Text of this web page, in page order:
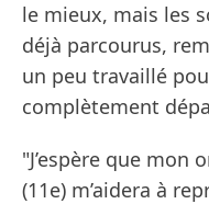
le mieux, mais les
déjà parcourus,
un peu travaillé
complètement
"J’espère que mon
(11e) m’aidera à